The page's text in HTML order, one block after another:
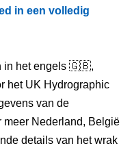
in een volledig
in het engels 🇬🇧,
het UK Hydrographic
van de
meer Nederland, België
details van het wrak